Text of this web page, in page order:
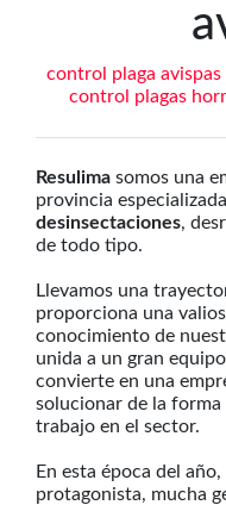
control plaga avispas
control plagas
Resulima somos una
provincia
desinsectaciones,
de todo tipo.
Llevamos una
proporciona una
conocimiento de
unida a un gran
convierte en una
solucionar de la
trabajo en el sector.
En esta época del
protagonista, mucha